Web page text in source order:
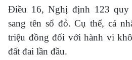
Điều 16, Nghị định 123 quy
sang tên sổ đỏ. Cụ thể, cá
triệu đồng đối với hành vi
đất đai lần đầu.